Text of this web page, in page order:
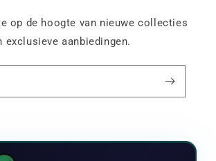
op de hoogte van nieuwe collecties
exclusieve aanbiedingen.